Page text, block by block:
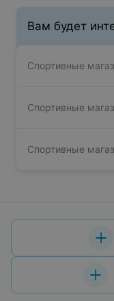
Вам будет
Спортивные
Спортивные
Спортивные